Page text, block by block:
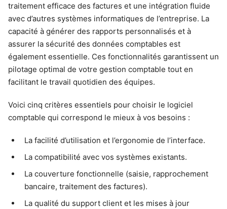
traitement efficace des factures et une intégration fluide
avec d’autres systèmes informatiques de l’entreprise. La
capacité à générer des rapports personnalisés et à
assurer la sécurité des données comptables est
également essentielle. Ces fonctionnalités garantissent un
pilotage optimal de votre gestion comptable tout en
facilitant le travail quotidien des équipes.
Voici cinq critères essentiels pour choisir le logiciel
comptable qui correspond le mieux à vos besoins :
La facilité d’utilisation et l’ergonomie de l’interface.
La compatibilité avec vos systèmes existants.
La couverture fonctionnelle (saisie, rapprochement
bancaire, traitement des factures).
La qualité du support client et les mises à jour